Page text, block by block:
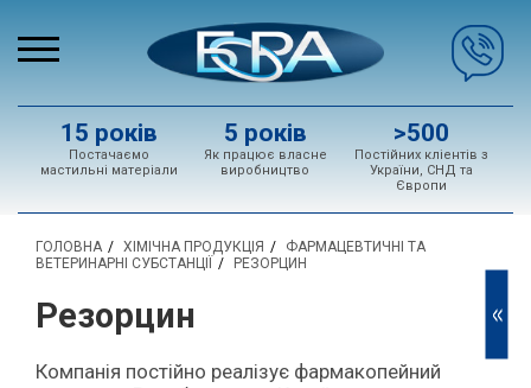
15 років
Постачаємо
мастильні матеріали
5 років
Як працює власне
виробництво
>500
Постійних кліентів з
України, СНД та
Європи
ГОЛОВНА ХІМІЧНА ПРОДУКЦІЯ
ФАРМАЦЕВТИЧНІ ТА
ВЕТЕРИНАРНІ СУБСТАНЦІЇ
РЕЗОРЦИН
Резорцин
Компанія постійно реалізує фармакопейний
<<